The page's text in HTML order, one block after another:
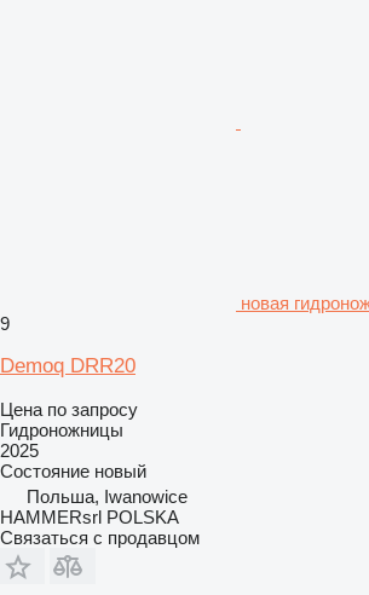
новая
9
Demoq DRR20
Цена по запросу
Гидроножницы
2025
Состояние новый
Польша, Iwanowice
HAMMERsrl POLSKA
Связаться с продавцом